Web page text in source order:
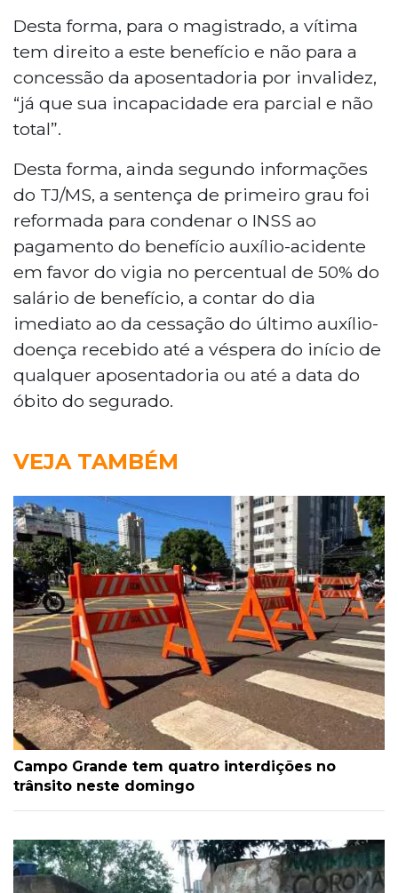
Desta forma, para o magistrado, a vítima
tem direito a este benefício e não para a
concessão da aposentadoria por invalidez,
“já que sua incapacidade era parcial e não
total”.
Desta forma, ainda segundo informações
do TJ/MS, a sentença de primeiro grau foi
reformada para condenar o INSS ao
pagamento do benefício auxílio-acidente
em favor do vigia no percentual de 50% do
salário de benefício, a contar do dia
imediato ao da cessação do último auxílio-
doença recebido até a véspera do início de
qualquer aposentadoria ou até a data do
óbito do segurado.
VEJA TAMBÉM
Campo Grande tem quatro interdições no
trânsito neste domingo